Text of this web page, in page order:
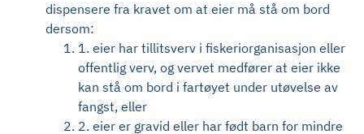
dispensere fra kravet om at eier må stå om bord
dersom:
1. eier har tillitsverv i fiskeriorganisasjon eller
offentlig verv, og vervet medfører at eier ikke
kan stå om bord i fartøyet under utøvelse av
fangst, eller
2. eier er gravid eller har født barn for mindre